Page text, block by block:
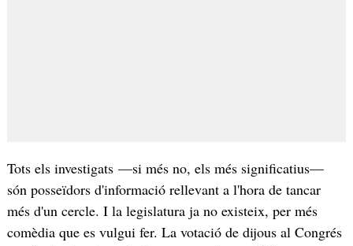
Tots els investigats —si més no, els més significatius—
són posseïdors d'informació rellevant a l'hora de tancar
més d'un cercle. I la legislatura ja no existeix, per més
comèdia que es vulgui fer. La votació de dijous al Congrés